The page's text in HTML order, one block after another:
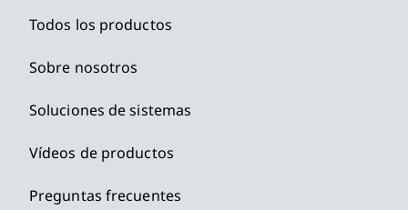
Todos los productos
Sobre nosotros
Soluciones de sistemas
Vídeos de productos
Preguntas frecuentes